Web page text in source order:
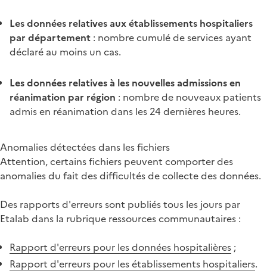
Les données relatives aux établissements hospitaliers
par département : nombre cumulé de services ayant
déclaré au moins un cas.
Les données relatives à les nouvelles admissions en
réanimation par région : nombre de nouveaux patients
admis en réanimation dans les 24 dernières heures.
Anomalies détectées dans les fichiers
Attention, certains fichiers peuvent comporter des
anomalies du fait des difficultés de collecte des données.
Des rapports d'erreurs sont publiés tous les jours par
Etalab dans la rubrique ressources communautaires :
Rapport d'erreurs pour les données hospitalières ;
Rapport d'erreurs pour les établissements hospitaliers.